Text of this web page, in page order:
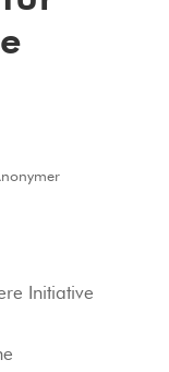
Initiative